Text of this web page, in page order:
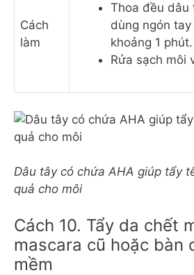
Cách
làm
Thoa đều dâu
dùng ngón
khoảng 1 phút.
Rửa sạch môi
Dâu tây có chứa AHA giúp tẩy
quả cho môi
Cách 10. Tẩy da chết
mascara cũ hoặc bàn
mềm